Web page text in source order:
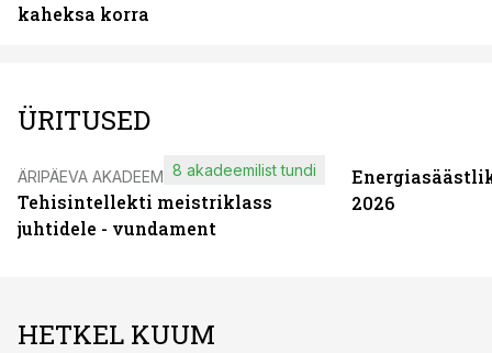
kaheksa korra
ÜRITUSED
ÄRIPÄEVA AKADEEMIA
Tehisintellekti meistriklass
juhtidele - vundament
8 akadeemilist tundi
2026
HETKEL KUUM